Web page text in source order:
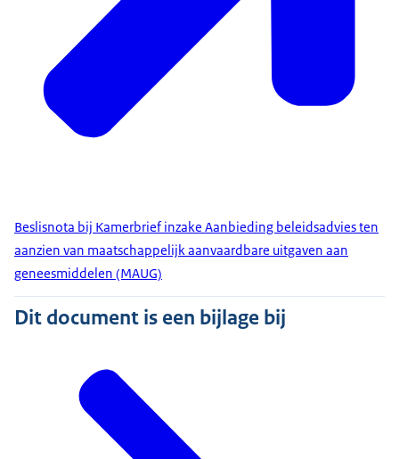
Beslisnota bij Kamerbrief inzake Aanbieding beleidsadvies ten
aanzien van maatschappelijk aanvaardbare uitgaven aan
geneesmiddelen (MAUG)
Dit document is een bijlage bij